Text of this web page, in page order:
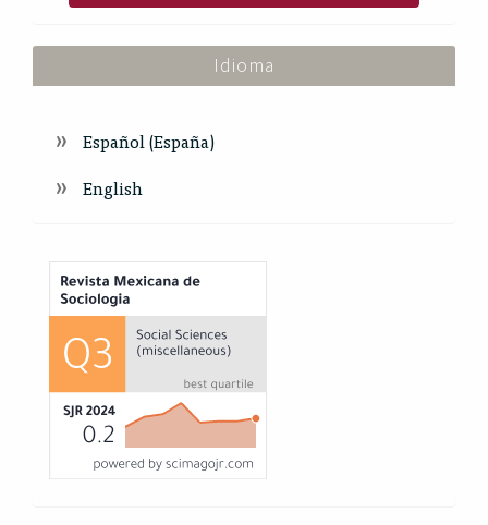
Idioma
Español (España)
English
Index